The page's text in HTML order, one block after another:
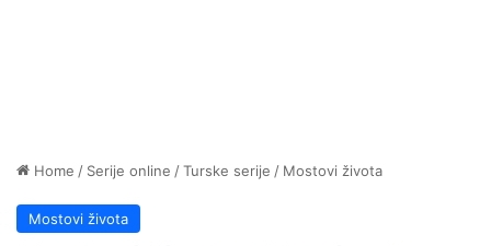
Home / Serije online /Turske serije / Mostovi života
Mostovi života